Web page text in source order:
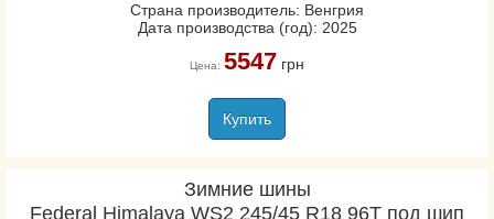
Страна производитель: Венгрия
Дата производства (год): 2025
Цена: 5547грн
Купить
Зимние шины
Federal Himalaya WS2 245/45 R18 96T под шип